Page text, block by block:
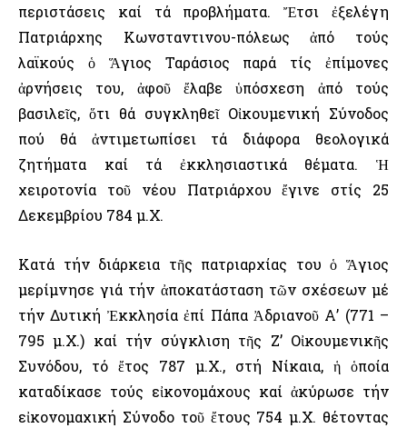
περιστάσεις καί τά προβλήματα. Ἔτσι ἐξελέγη
Πατριάρχης Κωνσταντινου-πόλεως ἀπό τούς
λαϊκούς ὁ Ἅγιος Ταράσιος παρά τίς ἐπίμονες
ἀρνήσεις του, ἀφοῦ ἔλαβε ὑπόσχεση ἀπό τούς
βασιλεῖς, ὅτι θά συγκληθεῖ Οἰκουμενική Σύνοδος
πού θά ἀντιμετωπίσει τά διάφορα θεολογικά
ζητήματα καί τά ἐκκλησιαστικά θέματα. Ἡ
χειροτονία τοῦ νέου Πατριάρχου ἔγινε στίς 25
Δεκεμβρίου 784 μ.Χ.
Κατά τήν διάρκεια τῆς πατριαρχίας του ὁ Ἅγιος
μερίμνησε γιά τήν ἀποκατάσταση τῶν σχέσεων μέ
τήν Δυτική Ἐκκλησία ἐπί Πάπα Ἀδριανοῦ Α’ (771 –
795 μ.Χ.) καί τήν σύγκλιση τῆς Ζ’ Οἰκουμενικῆς
Συνόδου, τό ἔτος 787 μ.Χ., στή Νίκαια, ἡ ὁποία
καταδίκασε τούς εἰκονομάχους καί ἀκύρωσε τήν
εἰκονομαχική Σύνοδο τοῦ ἔτους 754 μ.Χ. θέτοντας